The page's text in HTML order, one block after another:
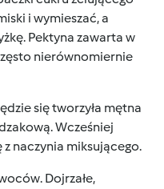
i wymieszać, a
Pektyna zawarta w
nierównomiernie
się tworzyła mętna
Wcześniej
z naczynia miksującego.
Dojrzałe,